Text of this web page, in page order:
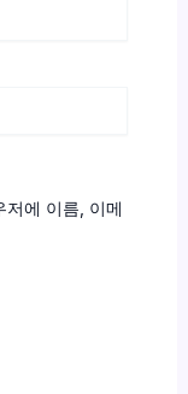
저에 이름, 이메